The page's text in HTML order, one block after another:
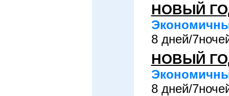
НОВЫЙ
8 дней/
НОВЫЙ
8 дней/